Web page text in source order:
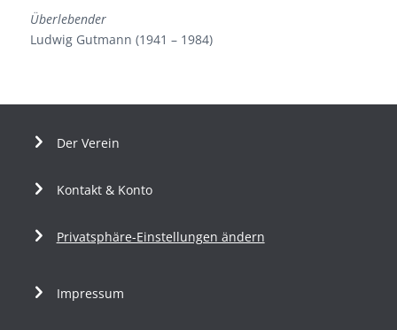
Überlebender
Ludwig Gutmann (1941 – 1984)
Der Verein
Kontakt & Konto
Privatsphäre-Einstellungen ändern
Impressum